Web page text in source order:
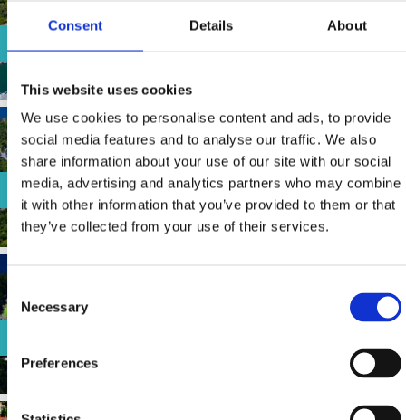
Consent Details About
This website uses cookies
We use cookies to personalise content and ads, to provide
social media features and to analyse our traffic. We also
share information about your use of our site with our social
media, advertising and analytics partners who may combine
it with other information that you’ve provided to them or that
they’ve collected from your use of their services.
Selection
Necessary
Preferences
KAČJAK